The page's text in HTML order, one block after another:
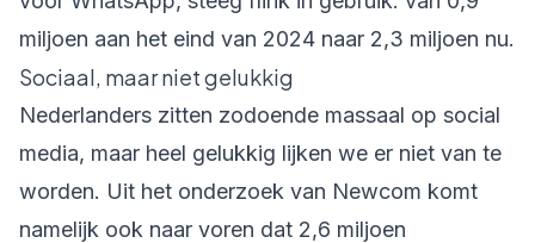
miljoen aan het eind van 2024 naar 2,3 miljoen nu.
Sociaal, maar niet gelukkig
Nederlanders zitten zodoende massaal op social
media, maar heel gelukkig lijken we er niet van te
worden. Uit het onderzoek van Newcom komt
namelijk ook naar voren dat 2,6 miljoen